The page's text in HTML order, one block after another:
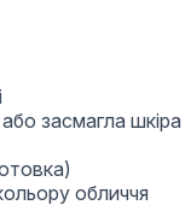
засмагла шкіра
обличчя